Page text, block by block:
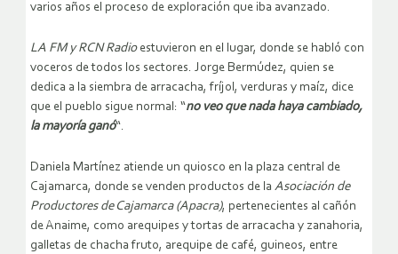
varios años el proceso de exploración que iba avanzado.
LA FM y RCN Radioestuvieron en el lugar, donde se habló con
voceros de todos los sectores. Jorge Bermúdez, quien se
dedica a la siembra de arracacha, fríjol, verduras y maíz, dice
que el pueblo sigue normal: “no veo que nada haya cambiado,
la mayoría ganó“.
Daniela Martínez atiende un quiosco en la plaza central de
Cajamarca, donde se venden productos de la Asociación de
Productores de Cajamarca (Apacra), pertenecientes al cañón
de Anaime, como arequipes y tortas de arracacha y zanahoria,
galletas de chacha fruto, arequipe de café, guineos, entre